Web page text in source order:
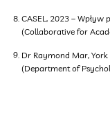
CASEL, 2023 – Wpływ
(Collaborative for
Dr Raymond Mar,
(Department of